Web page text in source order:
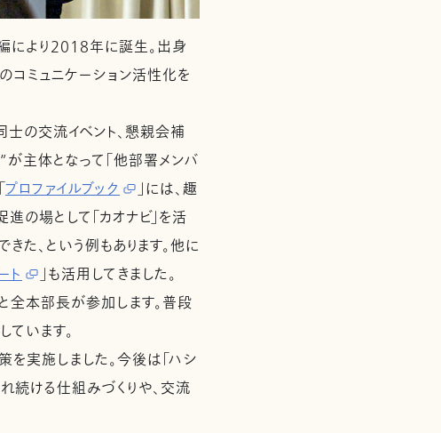
により2018年に誕生。出身
ミュニケーション活性化を
の交流イベント、懇親会補
が主体となって「他部署メンバ
プロファイルブック
」には、趣
の場として「カオナビ」を活
た、という例もあります。他に
ト
」も活用してきました。
全本部長が参加します。普段
います。
実施しました。今後は「ハシ
続ける仕組みづくりや、交流